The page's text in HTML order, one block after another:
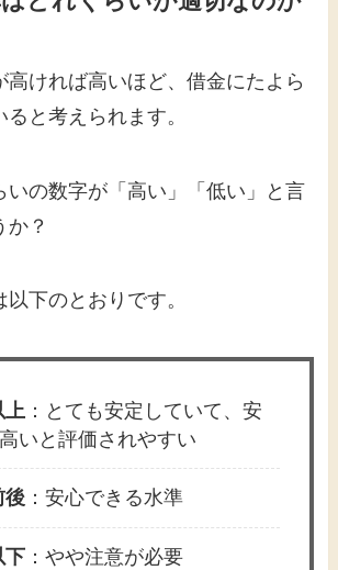
高ければ高いほど、借金にたよら
と考えられます。
いの数字が「高い」「低い」と言
か？
下のとおりです。
：とても安定していて、安
いと評価されやすい
後：安心できる水準
下：やや注意が必要